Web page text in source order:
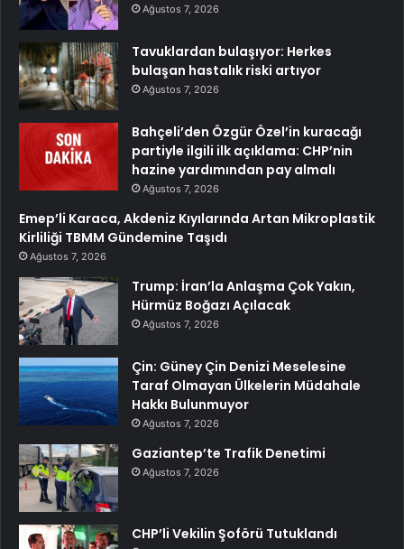
Ağustos 7, 2026
Tavuklardan bulaşıyor: Herkes
bulaşan hastalık riski artıyor
Ağustos 7, 2026
Bahçeli’den Özgür Özel’in kuracağı
partiyle ilgili ilk açıklama: CHP’nin
hazine yardımından pay almalı
Ağustos 7, 2026
Emep’li Karaca, Akdeniz Kıyılarında Artan Mikroplastik
Kirliliği TBMM Gündemine Taşıdı
Ağustos 7, 2026
Trump: İran’la Anlaşma Çok Yakın,
Hürmüz Boğazı Açılacak
Ağustos 7, 2026
Çin: Güney Çin Denizi Meselesine
Taraf Olmayan Ülkelerin Müdahale
Hakkı Bulunmuyor
Ağustos 7, 2026
Gaziantep’te Trafik Denetimi
Ağustos 7, 2026
CHP’li Vekilin Şoförü Tutuklandı